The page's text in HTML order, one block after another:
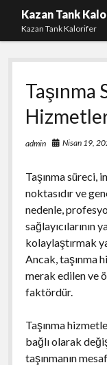
Kazan Tank
Kazan Tank Kalorifer
Igtv Beğeni
Liste
Sayfa Listesi
Spotify
Twitter Gizli
Taşınma
admin Nisan 19,
Taşınma süreci,
noktasıdır ve
nedenle,
sağlayıcılarının
kolaylaştırmak
Ancak, taşınma
merak edilen ve
faktördür.
Taşınma
bağlı olarak
taşınmanın